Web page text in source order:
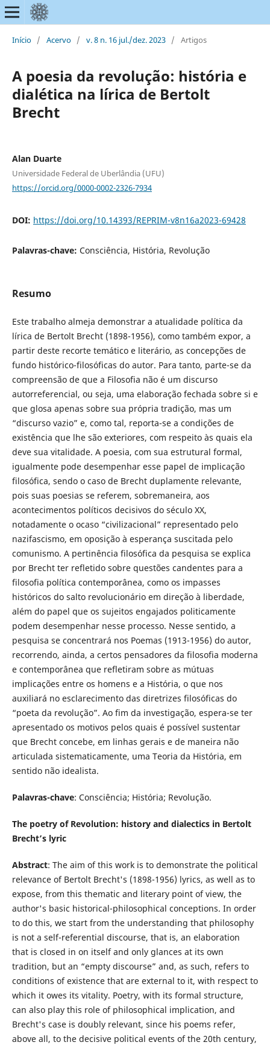
Início / Acervo / v. 8 n. 16 jul./dez. 2023 / Artigos
A poesia da revolução: história e
dialética na lírica de Bertolt
Brecht
Alan Duarte
Universidade Federal de Uberlândia (UFU)
https://orcid.org/0000-0002-2326-7934
DOI: https://doi.org/10.14393/REPRIM-v8n16a2023-69428
Palavras-chave: Consciência, História, Revolução
Resumo
Este trabalho almeja demonstrar a atualidade política da
lírica de Bertolt Brecht (1898-1956), como também expor, a
partir deste recorte temático e literário, as concepções de
fundo histórico-filosóficas do autor. Para tanto, parte-se da
compreensão de que a Filosofia não é um discurso
autorreferencial, ou seja, uma elaboração fechada sobre si e
que glosa apenas sobre sua própria tradição, mas um
“discurso vazio” e, como tal, reporta-se a condições de
existência que lhe são exteriores, com respeito às quais ela
deve sua vitalidade. A poesia, com sua estrutural formal,
igualmente pode desempenhar esse papel de implicação
filosófica, sendo o caso de Brecht duplamente relevante,
pois suas poesias se referem, sobremaneira, aos
acontecimentos políticos decisivos do século XX,
notadamente o ocaso “civilizacional” representado pelo
nazifascismo, em oposição à esperança suscitada pelo
comunismo. A pertinência filosófica da pesquisa se explica
por Brecht ter refletido sobre questões candentes para a
filosofia política contemporânea, como os impasses
históricos do salto revolucionário em direção à liberdade,
além do papel que os sujeitos engajados politicamente
podem desempenhar nesse processo. Nesse sentido, a
pesquisa se concentrará nos Poemas (1913-1956) do autor,
recorrendo, ainda, a certos pensadores da filosofia moderna
e contemporânea que refletiram sobre as mútuas
implicações entre os homens e a História, o que nos
auxiliará no esclarecimento das diretrizes filosóficas do
“poeta da revolução”. Ao fim da investigação, espera-se ter
apresentado os motivos pelos quais é possível sustentar
que Brecht concebe, em linhas gerais e de maneira não
articulada sistematicamente, uma Teoria da História, em
sentido não idealista.
Palavras-chave: Consciência; História; Revolução.
The poetry of Revolution: history and dialectics in Bertolt
Brecht’s lyric
Abstract: The aim of this work is to demonstrate the political
relevance of Bertolt Brecht's (1898-1956) lyrics, as well as to
expose, from this thematic and literary point of view, the
author's basic historical-philosophical conceptions. In order
to do this, we start from the understanding that philosophy
is not a self-referential discourse, that is, an elaboration
that is closed in on itself and only glances at its own
tradition, but an “empty discourse” and, as such, refers to
conditions of existence that are external to it, with respect to
which it owes its vitality. Poetry, with its formal structure,
can also play this role of philosophical implication, and
Brecht's case is doubly relevant, since his poems refer,
above all, to the decisive political events of the 20th century,